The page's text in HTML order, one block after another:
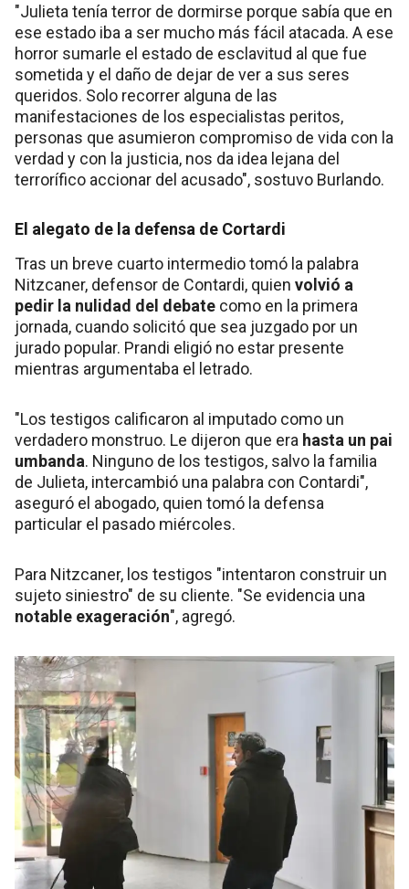
"Julieta tenía terror de dormirse porque sabía que en
ese estado iba a ser mucho más fácil atacada. A ese
horror sumarle el estado de esclavitud al que fue
sometida y el daño de dejar de ver a sus seres
queridos. Solo recorrer alguna de las
manifestaciones de los especialistas peritos,
personas que asumieron compromiso de vida con la
verdad y con la justicia, nos da idea lejana del
terrorífico accionar del acusado", sostuvo Burlando.
El alegato de la defensa de Cortardi
Tras un breve cuarto intermedio tomó la palabra
Nitzcaner, defensor de Contardi, quien volvió a
pedir la nulidad del debate como en la primera
jornada, cuando solicitó que sea juzgado por un
jurado popular. Prandi eligió no estar presente
mientras argumentaba el letrado.
"Los testigos calificaron al imputado como un
verdadero monstruo. Le dijeron que era hasta un pai
umbanda. Ninguno de los testigos, salvo la familia
de Julieta, intercambió una palabra con Contardi",
aseguró el abogado, quien tomó la defensa
particular el pasado miércoles.
Para Nitzcaner, los testigos "intentaron construir un
sujeto siniestro" de su cliente. "Se evidencia una
notable exageración", agregó.